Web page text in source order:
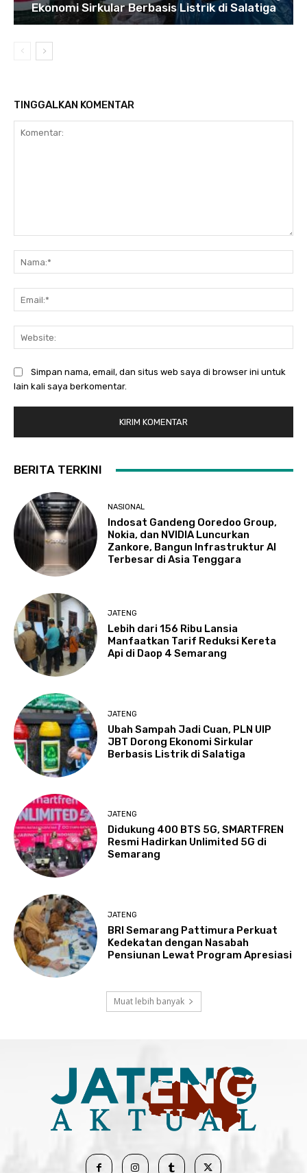
Ekonomi Sirkular Berbasis Listrik di Salatiga
TINGGALKAN KOMENTAR
Simpan nama, email, dan situs web saya di browser ini untuk
lain kali saya berkomentar.
BERITA TERKINI
NASIONAL
Indosat Gandeng Ooredoo Group,
Nokia, dan NVIDIA Luncurkan
Zankore, Bangun Infrastruktur AI
Terbesar di Asia Tenggara
JATENG
Lebih dari 156 Ribu Lansia
Manfaatkan Tarif Reduksi Kereta
Api di Daop 4 Semarang
JATENG
Ubah Sampah Jadi Cuan, PLN UIP
JBT Dorong Ekonomi Sirkular
Berbasis Listrik di Salatiga
JATENG
Didukung 400 BTS 5G, SMARTFREN
Resmi Hadirkan Unlimited 5G di
Semarang
JATENG
BRI Semarang Pattimura Perkuat
Kedekatan dengan Nasabah
Pensiunan Lewat Program Apresiasi
Muat lebih banyak